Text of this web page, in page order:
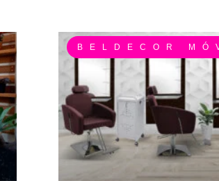
BELDECOR